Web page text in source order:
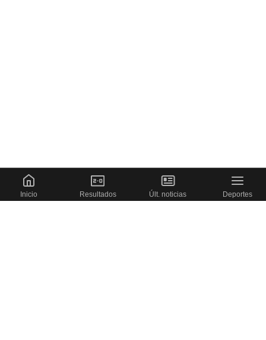
Inicio Resultados Últ. noticias Deportes